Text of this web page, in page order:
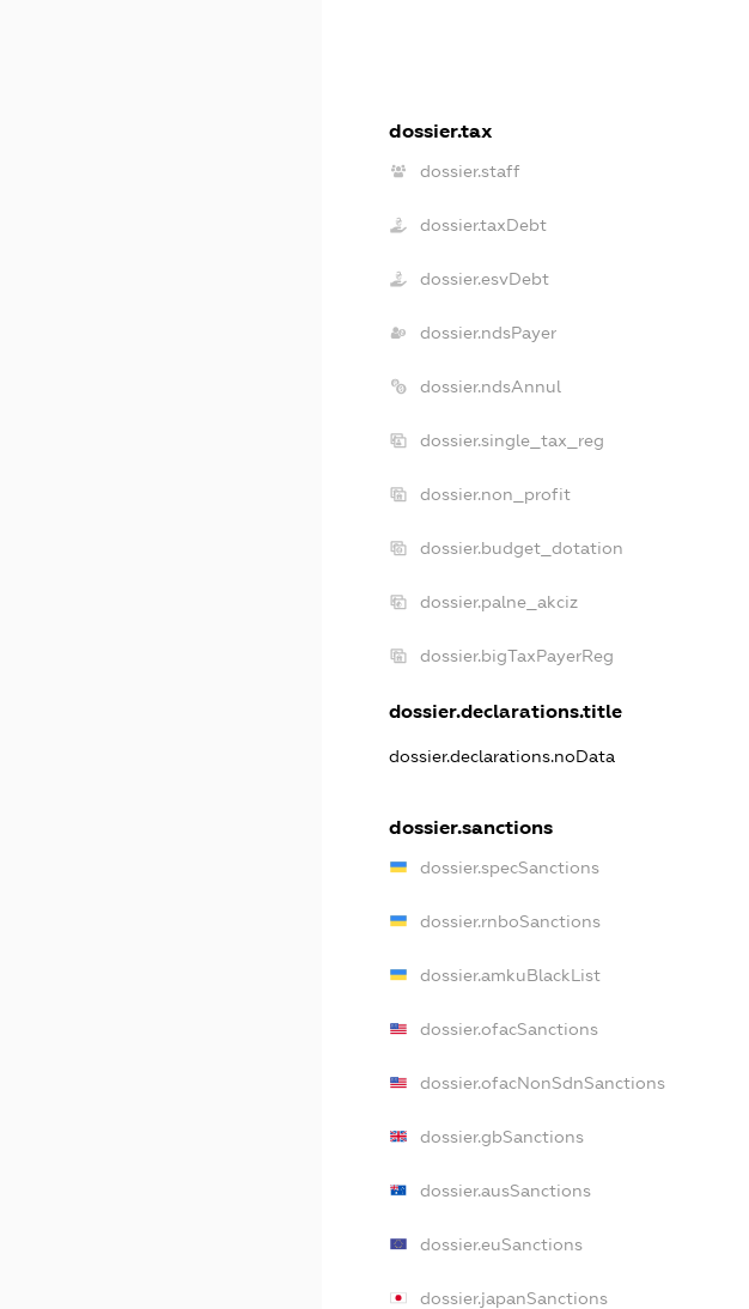
dossier.tax
dossier.staff
dossier.taxDebt
dossier.esvDebt
dossier.ndsPayer
dossier.ndsAnnul
dossier.single_tax_reg
dossier.non_profit
dossier.budget_dotation
dossier.palne_akciz
dossier.bigTaxPayerReg
dossier.declarations.title
dossier.declarations.noData
dossier.sanctions
dossier.specSanctions
dossier.rnboSanctions
dossier.amkuBlackList
dossier.ofacSanctions
dossier.ofacNonSdnSanctions
dossier.gbSanctions
dossier.ausSanctions
dossier.euSanctions
dossier.japanSanctions